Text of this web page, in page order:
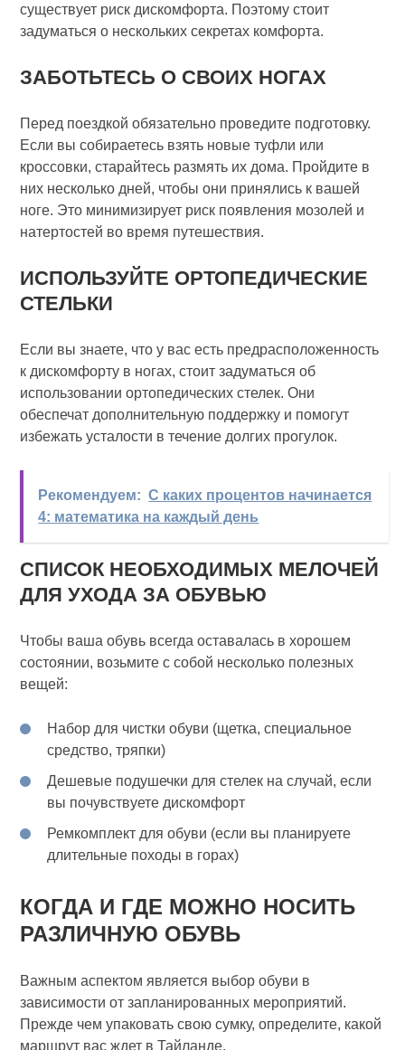
существует риск дискомфорта. Поэтому стоит
задуматься о нескольких секретах комфорта.
ЗАБОТЬТЕСЬ О СВОИХ НОГАХ
Перед поездкой обязательно проведите подготовку.
Если вы собираетесь взять новые туфли или
кроссовки, старайтесь размять их дома. Пройдите в
них несколько дней, чтобы они принялись к вашей
ноге. Это минимизирует риск появления мозолей и
натертостей во время путешествия.
ИСПОЛЬЗУЙТЕ ОРТОПЕДИЧЕСКИЕ
СТЕЛЬКИ
Если вы знаете, что у вас есть предрасположенность
к дискомфорту в ногах, стоит задуматься об
использовании ортопедических стелек. Они
обеспечат дополнительную поддержку и помогут
избежать усталости в течение долгих прогулок.
Рекомендуем: С каких процентов начинается
4: математика на каждый день
СПИСОК НЕОБХОДИМЫХ МЕЛОЧЕЙ
ДЛЯ УХОДА ЗА ОБУВЬЮ
Чтобы ваша обувь всегда оставалась в хорошем
состоянии, возьмите с собой несколько полезных
вещей:
Набор для чистки обуви (щетка, специальное
средство, тряпки)
Дешевые подушечки для стелек на случай, если
вы почувствуете дискомфорт
Ремкомплект для обуви (если вы планируете
длительные походы в горах)
КОГДА И ГДЕ МОЖНО НОСИТЬ
РАЗЛИЧНУЮ ОБУВЬ
Важным аспектом является выбор обуви в
зависимости от запланированных мероприятий.
Прежде чем упаковать свою сумку, определите, какой
маршрут вас ждет в Тайланде.